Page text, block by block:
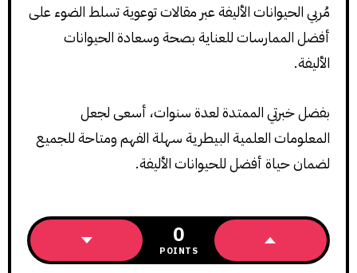
مُربي الحيوانات الأليفة عبر مقالات توعوية تسلط الضوء على
أفضل الممارسات للعناية بصحة وسعادة الحيوانات
الأليفة.
بفضل خبرتي الممتدة لعدة سنوات، أسعى لجعل
المعلومات العلمية البيطرية سهلة الفهم ومتاحة للجميع
لضمان حياة أفضل للحيوانات الأليفة.
0
POINTS